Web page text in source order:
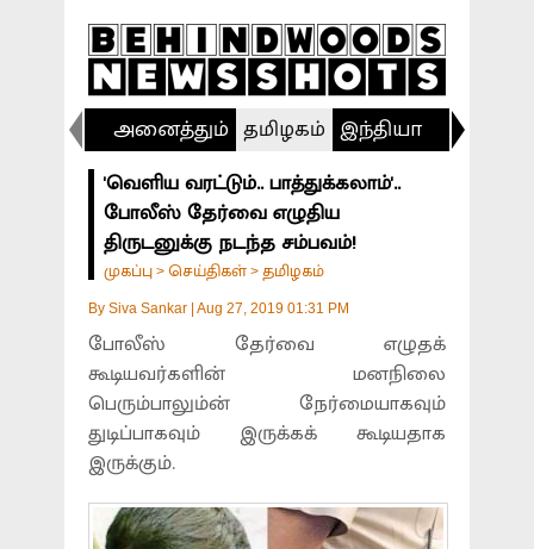
அனைத்தும் தமிழகம் இந்தியா
'வெளிய வரட்டும்.. பாத்துக்கலாம்'..
போலீஸ் தேர்வை எழுதிய
திருடனுக்கு நடந்த சம்பவம்!
முகப்பு > செய்திகள் > தமிழகம்
By Siva Sankar Aug 27, 2019 01:31 PM
போலீஸ் தேர்வை எழுதக்
கூடியவர்களின் மனநிலை
பெரும்பாலும்ன் நேர்மையாகவும்
துடிப்பாகவும் இருக்கக் கூடியதாக
இருக்கும்.